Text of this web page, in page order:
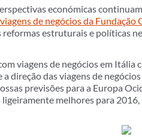
económicas
de negócios da Fundação
reformas estruturais e políticas
viagens de negócios em Itália
a direção das viagens de
previsões para a Europa
ligeiramente melhores para